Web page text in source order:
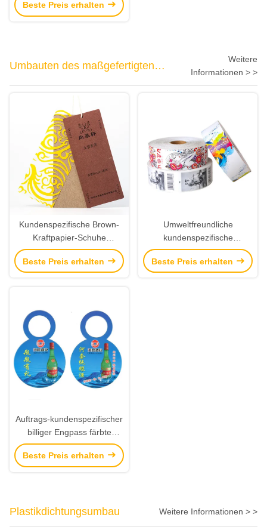
Verpackengroßhandel ein
Beste Preis erhalten
Umbauten des maßgefertigten
Weitere
Informationen > >
Kundenspezifische Brown-
Kraftpapier-Schuhe
etikettiert Plastikhangtags
mit Entwurfs-Drucken
Beste Preis erhalten
Umweltfreundliche
kundenspezifische
Rollenpapier-Kleidungs-
Schwingen-Umbauten und
Beste Preis erhalten
Auftrags-kundenspezifischer
billiger Engpass färbte
Papier-Hang Tags mit
Grafikdrucken
Beste Preis erhalten
Plastikdichtungsumbau Weitere Informationen > >